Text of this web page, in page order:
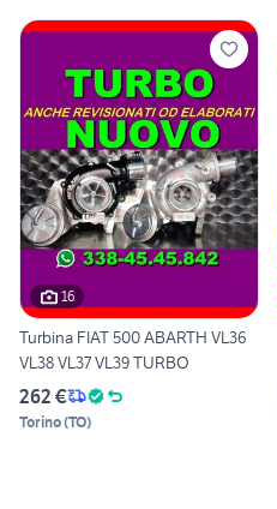
16
Turbina FIAT 500 ABARTH VL36
VL38 VL37 VL39 TURBO
262 €
Torino(TO)